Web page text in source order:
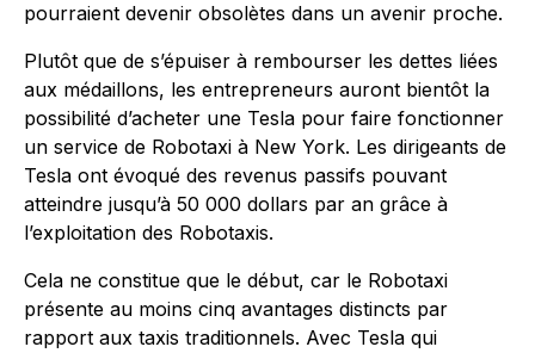
pourraient devenir obsolètes dans un avenir proche.
Plutôt que de s’épuiser à rembourser les dettes liées
aux médaillons, les entrepreneurs auront bientôt la
possibilité d’acheter une Tesla pour faire fonctionner
un service de Robotaxi à New York. Les dirigeants de
Tesla ont évoqué des revenus passifs pouvant
atteindre jusqu’à 50 000 dollars par an grâce à
l’exploitation des Robotaxis.
Cela ne constitue que le début, car le Robotaxi
présente au moins cinq avantages distincts par
rapport aux taxis traditionnels. Avec Tesla qui